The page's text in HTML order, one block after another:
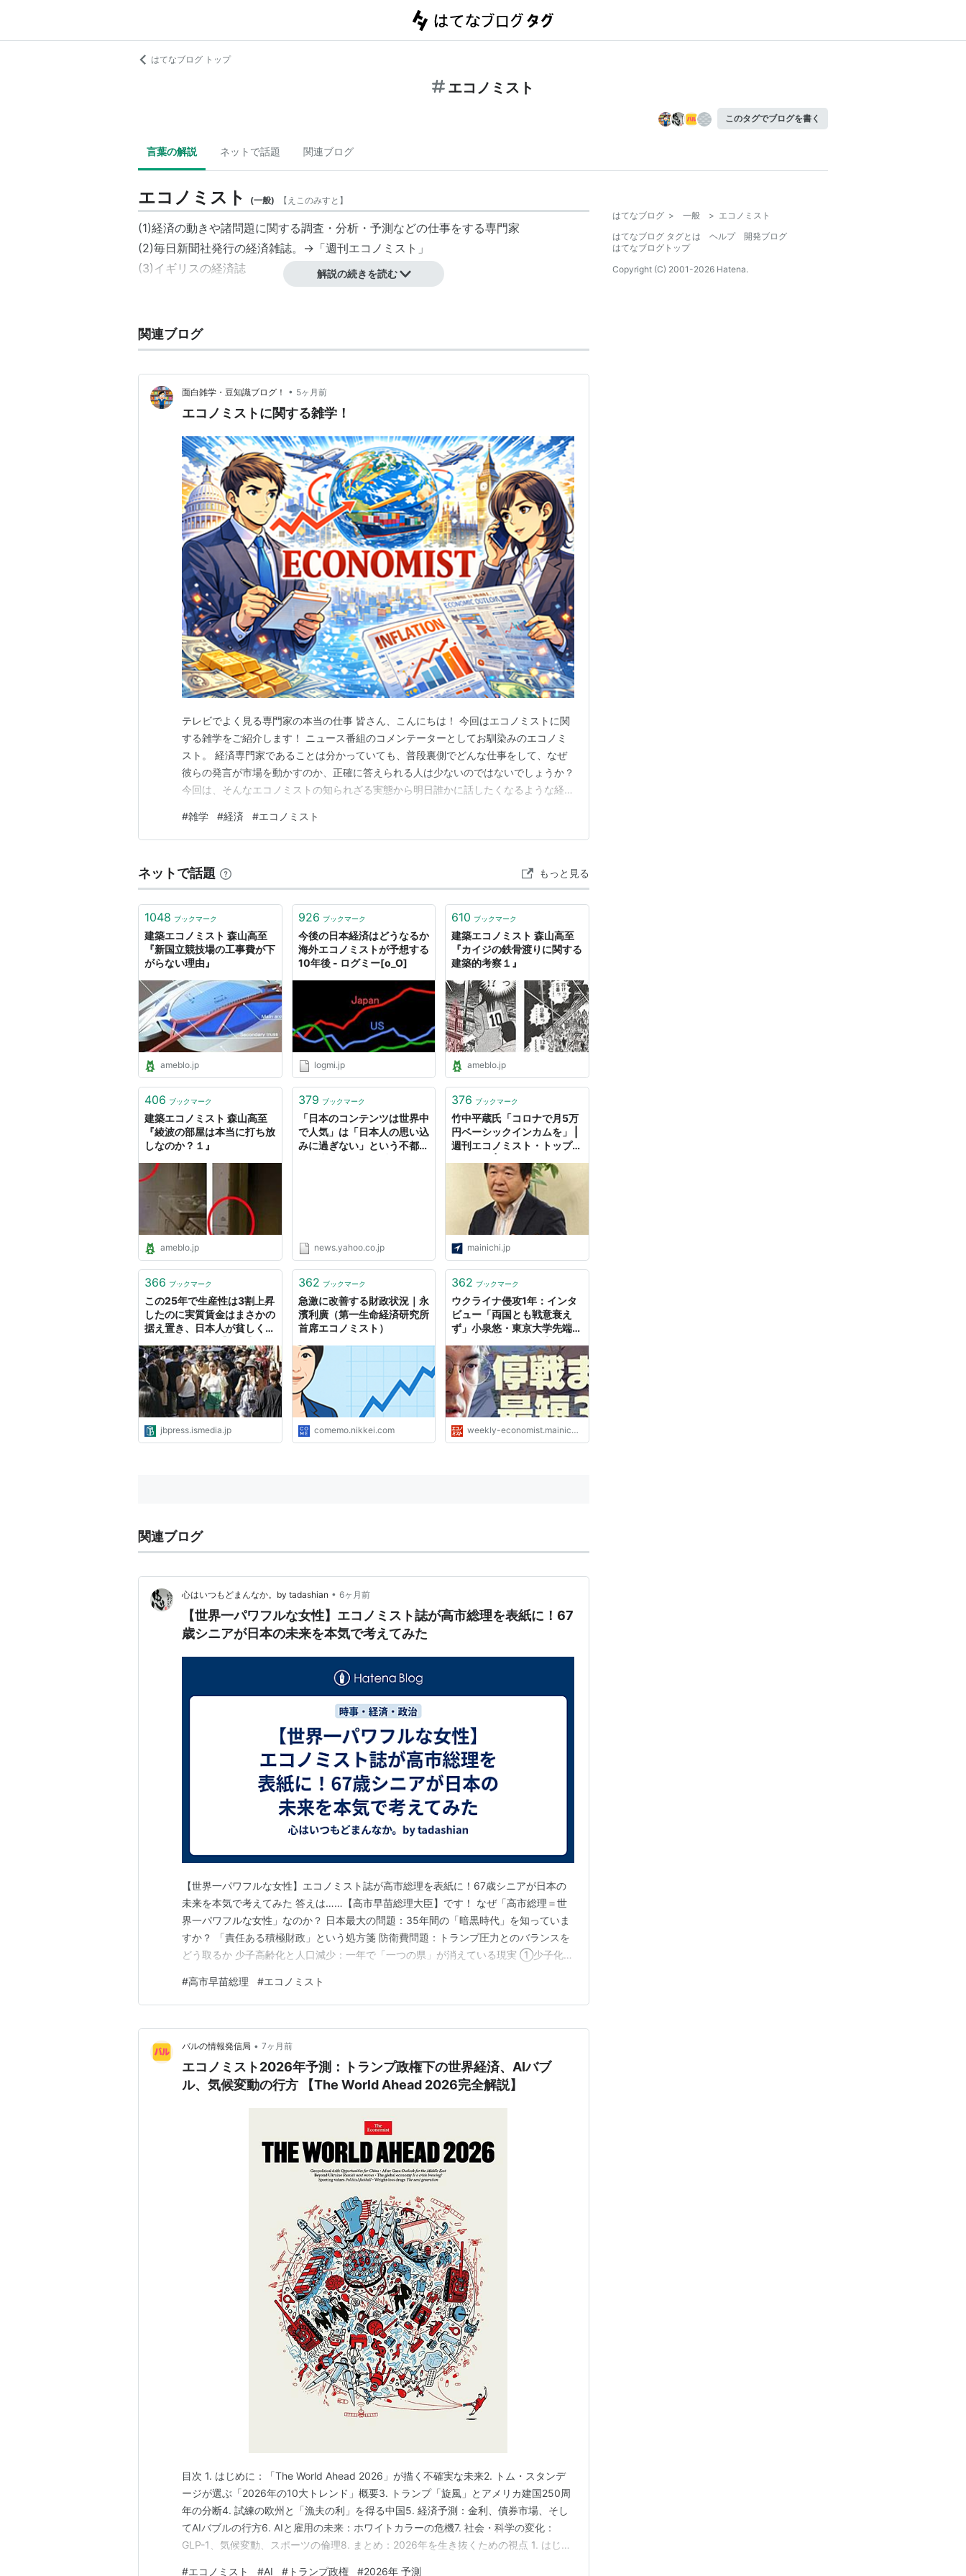
はてなブログ トップ
エコノミスト
このタグでブログを書く
言葉の解説 ネットで話題 関連ブログ
エコノミスト (一般) 【 えこのみすと 】
(1)経済の動きや諸問題に関する調査・分析・予測などの仕事をする専門家
(2)毎日新聞社発行の経済雑誌。→「週刊エコノミスト 」
(3)イギリスの経済誌
解説の続きを読む
関連ブログ
面白雑学・豆知識ブログ！ • 5ヶ月前
エコノミストに関する雑学！
テレビでよく見る専門家の本当の仕事 皆さん、こんにちは！ 今回はエコノミストに関
する雑学をご紹介します！ ニュース番組のコメンテーターとしてお馴染みのエコノミ
スト。 経済専門家であることは分かっていても、普段裏側でどんな仕事をして、なぜ
彼らの発言が市場を動かすのか、正確に答えられる人は少ないのではないでしょうか？
今回は、そんなエコノミストの知られざる実態から明日誰かに話したくなるような経済
トって何者？アナリストとの決定的な違い エコノミストとは、一言で言えば、世の中
のお金とモノの流れを分析し、未来を予測するプロフ…
#雑学 #経済 #エコノミスト
ネットで話題 もっと見る
1048 ブックマーク
建築エコノミスト 森山高至
『新国立競技場の工事費が下
がらない理由』
ameblo.jp
926 ブックマーク
今後の日本経済はどうなるか
海外エコノミストが予想する
10年後 - ログミー[o_O]
logmi.jp
610 ブックマーク
建築エコノミスト 森山高至
『カイジの鉄骨渡りに関する
建築的考察１』
ameblo.jp
406 ブックマーク
建築エコノミスト 森山高至
『綾波の部屋は本当に打ち放
しなのか？１』
ameblo.jp
379 ブックマーク
「日本のコンテンツは世界中
で人気」は「日本人の思い込
みに過ぎない」という不都合
news.yahoo.co.jp
376 ブックマーク
竹中平蔵氏「コロナで月5万
円ベーシックインカムを」 |
週刊エコノミスト・トップス
部 | 毎日新聞「経済プレミ
mainichi.jp
366 ブックマーク
この25年で生産性は3割上昇
したのに実質賃金はまさかの
据え置き、日本人が貧しくな
コノミスト・河野龍太郎氏が
語る「日本は収奪的国家に陥
った」「連合は累計3割のベ
アを求めてもいい」 |
JBpress (ジェイビープレ
ス)
jbpress.ismedia.jp
362 ブックマーク
急激に改善する財政状況｜永
濱利廣（第一生命経済研究所
首席エコノミスト）
comemo.nikkei.com
362 ブックマーク
ウクライナ侵攻1年：インタ
ビュー「両国とも戦意衰え
ず」小泉悠・東京大学先端科
| 週刊エコノミスト Online
weekly-economist.mainichi.jp
関連ブログ
心はいつもどまんなか。by tadashian • 6ヶ月前
【世界一パワフルな女性】エコノミスト誌が高市総理を表紙に！67
歳シニアが日本の未来を本気で考えてみた
【世界一パワフルな女性】エコノミスト誌が高市総理を表紙に！67歳シニアが日本の
未来を本気で考えてみた 答えは……【高市早苗総理大臣】です！ なぜ「高市総理＝世
界一パワフルな女性」なのか？ 日本最大の問題：35年間の「暗黒時代」を知っていま
すか？ 「責任ある積極財政」という処方箋 防衛費問題：トランプ圧力とのバランスを
どう取るか 少子高齢化と人口減少：一年で「一つの県」が消えている現実 ①少子化対
事 67歳シニアからのひと言 【世界一パワフルな女性】エコノミスト誌が高市総理を表
紙に！67歳シニアが日本の未来を本気で考…
#高市早苗総理 #エコノミスト
バルの情報発信局 • 7ヶ月前
エコノミスト2026年予測：トランプ政権下の世界経済、AIバブ
ル、気候変動の行方 【The World Ahead 2026完全解説】
目次 1. はじめに：「The World Ahead 2026」が描く不確実な未来2. トム・スタンデ
ージが選ぶ「2026年の10大トレンド」概要3. トランプ「旋風」とアメリカ建国250周
年の分断4. 試練の欧州と「漁夫の利」を得る中国5. 経済予測：金利、債券市場、そし
てAIバブルの行方6. AIと雇用の未来：ホワイトカラーの危機7. 社会・科学の変化：
GLP-1、気候変動、スポーツの倫理8. まとめ：2026年を生き抜くための視点 1. はじめ
#エコノミスト #AI # トランプ政権 #2026年 予測
はてなブログ > 一般 > エコノミスト
はてなブログ タグとは
ヘルプ
開発ブログ
はてなブログトップ
Copyright (C) 2001-2026 Hatena.